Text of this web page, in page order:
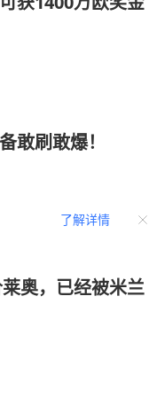
敢刷敢爆！
了解详情
奥，已经被米兰